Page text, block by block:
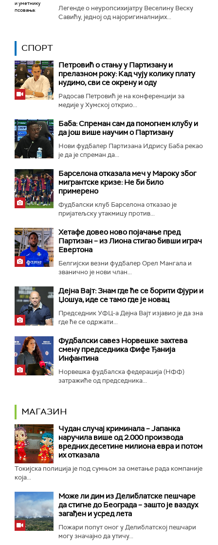
Легенде о неуропсихијатру Веселину Веску
Савићу, једној од најоригиналнијих...
СПОРТ
Петровић о стању у Партизану и
прелазном року: Кад чују колику плату
нудимо, сви се окрену и оду
Радосав Петровић је на конференцији за
медије у Хумској открио...
Баба: Спреман сам да помогнем клубу и
да још више научим о Партизану
Нови фудбалер Партизана Идрису Баба рекао
је да је спреман да...
Барселона отказала меч у Мароку због
мигрантске кризе: Не би било
примерено
Фудбалски клуб Барселона отказао је
пријатељску утакмицу против...
Хетафе довео ново појачање пред
Партизан – из Лиона стигао бивши играч
Евертона
Белгијски везни фудбалер Орел Мангала и
званично је нови члан...
Дејна Вајт: Знам где ће се борити Фјури и
Џошуа, иде се тамо где је новац
Председник УФЦ-а Дејна Вајт изјавио је да зна
где ће се одржати...
Фудбалски савез Норвешке захтева
смену председника Фифе Ђанија
Инфантина
Норвешка фудбалска федерација (НФФ)
затражиће од председника...
МАГАЗИН
Чудан случај криминала – Јапанка
наручила више од 2.000 производа
вредних десетине милиона евра и потом
их отказала
Токијска полиција је под сумњом за ометање рада компаније
која...
Може ли дим из Делиблатске пешчаре
да стигне до Београда – зашто је ваздух
загађен и усред лета
Пожари попут оног у Делиблатској пешчари
могу значајно да утичу...